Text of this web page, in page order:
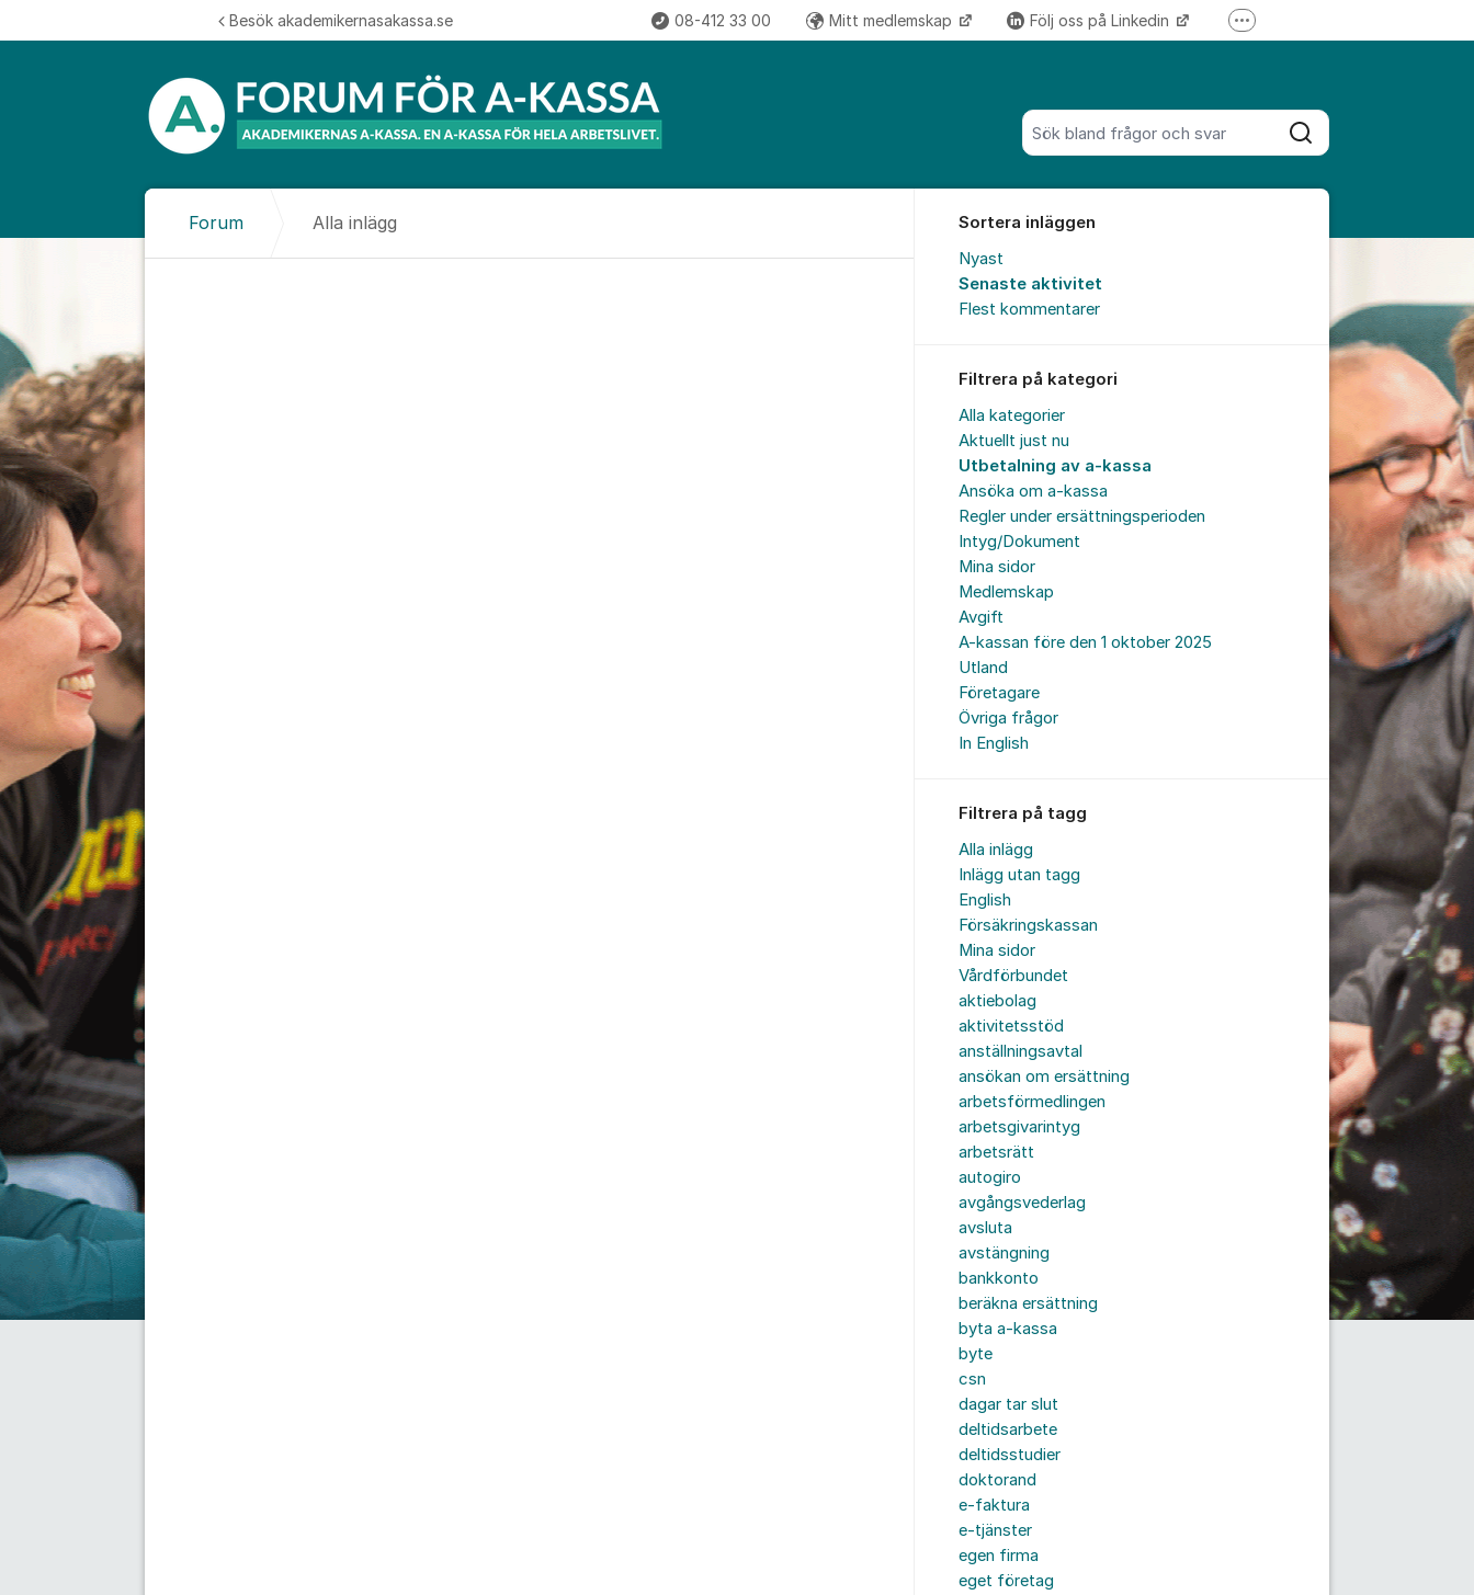
Sök bland alla inlägg
Sök
Besök akademikernasakassa.se 08-412 33 00 Mitt medlemskap Följ oss på Linkedin Fler supportlänkar
Forum Alla inlägg
Sortera inläggen
Nyast
Senaste aktivitet
Flest kommentarer
Filtrera på kategori
Alla kategorier
Aktuellt just nu
Utbetalning av a-kassa
Ansöka om a-kassa
Regler under ersättningsperioden
Intyg/Dokument
Mina sidor
Medlemskap
Avgift
A-kassan före den 1 oktober 2025
Utland
Företagare
Övriga frågor
In English
Filtrera på tagg
Alla inlägg
Inlägg utan tagg
English
Försäkringskassan
Mina sidor
Vårdförbundet
aktiebolag
aktivitetsstöd
anställningsavtal
ansökan om ersättning
arbetsförmedlingen
arbetsgivarintyg
arbetsrätt
autogiro
avgångsvederlag
avsluta
avstängning
bankkonto
beräkna ersättning
byta a-kassa
byte
csn
dagar tar slut
deltidsarbete
deltidsstudier
doktorand
e-faktura
e-tjänster
egen firma
eget företag